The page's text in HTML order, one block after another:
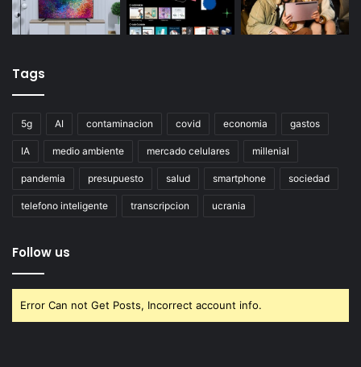
Tags
5g AI contaminacion covid economia gastos
IA medio ambiente mercado celulares millenial
pandemia presupuesto salud smartphone sociedad
telefono inteligente transcripcion ucrania
Follow us
Error Can not Get Posts, Incorrect account info.